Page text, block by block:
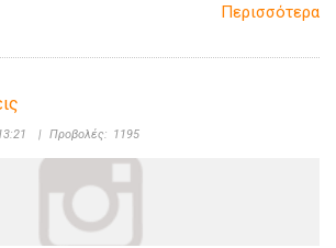
Περισσότερα
| Προβολές: 1195